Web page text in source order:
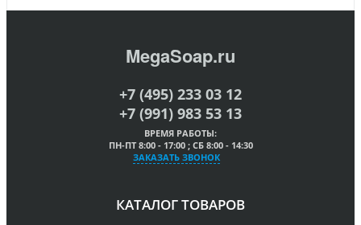
MegaSoap.ru
+7 (495) 233 03 12
+7 (991) 983 53 13
ВРЕМЯ РАБОТЫ:
ПН-ПТ 8:00 - 17:00 ; СБ 8:00 - 14:30
ЗАКАЗАТЬ ЗВОНОК
КАТАЛОГ ТОВАРОВ